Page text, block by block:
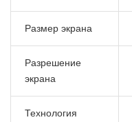
Размер экрана
Разрешение
экрана
Технология